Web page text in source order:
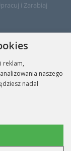
i Zarabiaj
Gotowe
reklam,
naszego
nadal